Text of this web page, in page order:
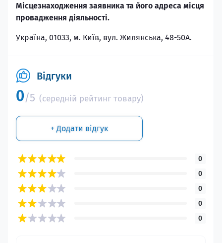
Місцезнаходження заявника та його адреса місця
провадження діяльності.
Україна, 01033, м. Київ, вул. Жилянська, 48-50А.
Відгуки
0/5 (середній рейтинг товару)
+ Додати відгук
0
0
0
0
0